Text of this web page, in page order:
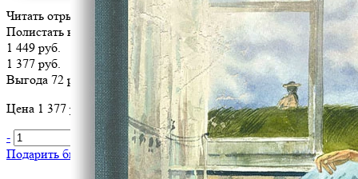
Читать отрывок
Полистать книгу
1 449 руб.
1 377 руб.
Выгода 72 руб.
Цена 1 377 руб. за 1 шт
-
+ В корзину
Подарить библиотеке?